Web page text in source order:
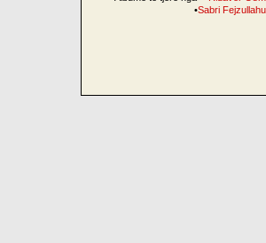
•Sabri Fejzullahu